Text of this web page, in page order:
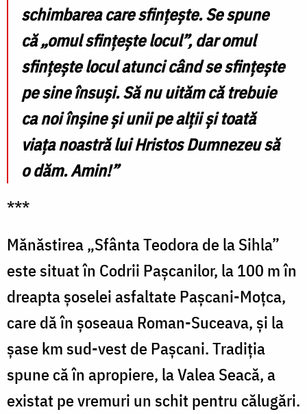
schimbarea care sfințește. Se spune
că „omul sfințește locul”, dar omul
sfințește locul atunci când se sfințește
pe sine însuși. Să nu uităm că trebuie
ca noi înșine și unii pe alții și toată
viața noastră lui Hristos Dumnezeu să
o dăm. Amin!”
***
Mănăstirea „Sfânta Teodora de la Sihla”
este situat în Codrii Pașcanilor, la 100 m în
dreapta şoselei asfaltate Pașcani-Moțca,
care dă în şoseaua Roman-Suceava, şi la
şase km sud-vest de Paşcani. Tradiţia
spune că în apropiere, la Valea Seacă, a
existat pe vremuri un schit pentru călugări.